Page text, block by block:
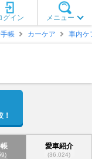
メニュー
グイン
帳 カーケア 車内ケ
愛車紹介
(36,024)